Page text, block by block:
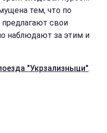
тем, что по
предлагают свои
наблюдают за этим и
"Укрзализныци".